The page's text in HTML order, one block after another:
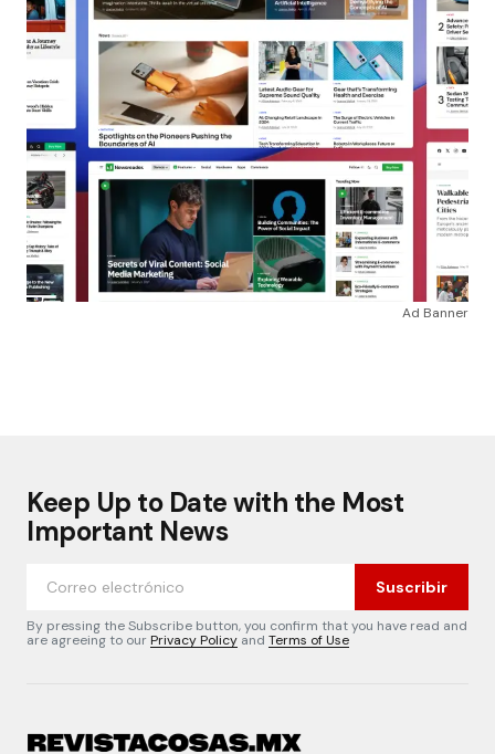
Ad Banner
Keep Up to Date with the Most
Important News
Suscribir
By pressing the Subscribe button, you confirm that you have read and
are agreeing to ourPrivacy Policy and Terms of Use